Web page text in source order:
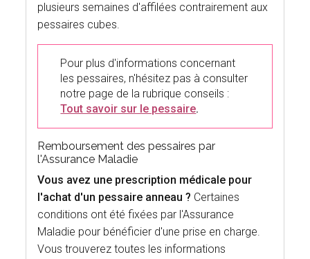
plusieurs semaines d'affilées contrairement aux
pessaires cubes.
Pour plus d'informations concernant
les pessaires, n'hésitez pas à consulter
notre page de la rubrique conseils :
Tout savoir sur le pessaire.
Remboursement des pessaires par
l'Assurance Maladie
Vous avez une prescription médicale pour
l'achat d'un pessaire anneau ? Certaines
conditions ont été fixées par l'Assurance
Maladie pour bénéficier d'une prise en charge.
Vous trouverez toutes les informations